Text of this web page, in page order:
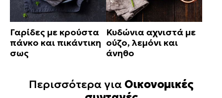
Γαρίδες με κρούστα
πάνκο και πικάντικη
σως
Κυδώνια αχνιστά με
ούζο, λεμόνι και
άνηθο
Περισσότερα για Οικονομικές